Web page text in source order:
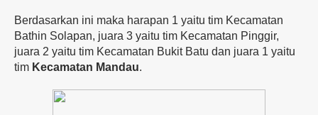
Berdasarkan ini maka harapan 1 yaitu tim Kecamatan
Bathin Solapan, juara 3 yaitu tim Kecamatan Pinggir,
juara 2 yaitu tim Kecamatan Bukit Batu dan juara 1 yaitu
tim Kecamatan Mandau.